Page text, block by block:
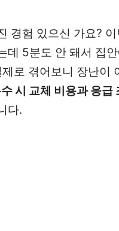
경험 있으신 가요? 이
데 5분도 안 돼서 집
로 겪어보니 장난이
시 교체 비용과 응급
다.